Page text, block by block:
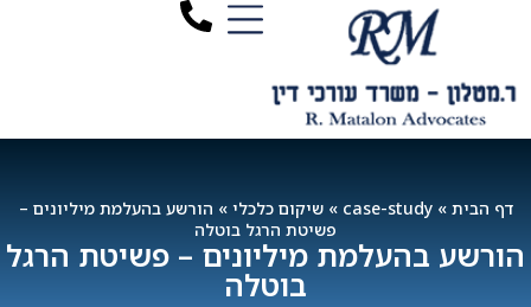
דף הבית »
case-study
»שיקום כלכלי » הורשע בהעלמת מיליונים –
פשיטת הרגל בוטלה
הורשע בהעלמת מיליונים – פשיטת הרגל
בוטלה